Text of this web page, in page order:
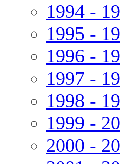
1994 -
1995 -
1996 -
1997 -
1998 -
1999 -
2000 -